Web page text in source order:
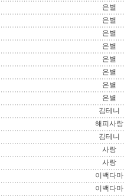
은별
은별
은별
은별
은별
은별
은별
은별
김테니
해피사랑
김테니
사랑
사랑
이백다마
이백다마